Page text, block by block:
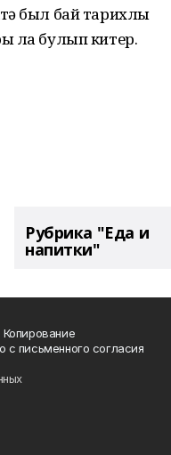
был бай тарихлы
ла булып китер.
Рубрика "Еда и
напитки"
с письменного согласия